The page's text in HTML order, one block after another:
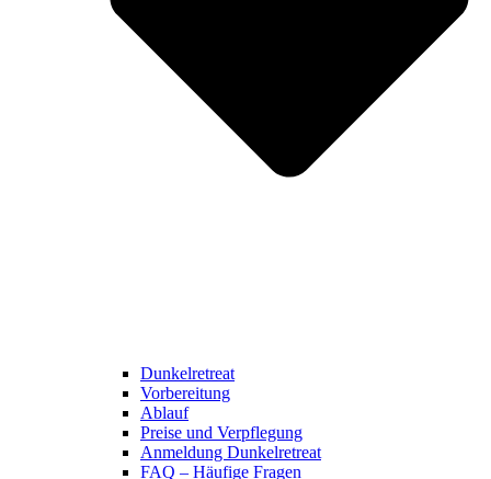
Dunkelretreat
Vorbereitung
Ablauf
Preise und Verpflegung
Anmeldung Dunkelretreat
FAQ – Häufige Fragen